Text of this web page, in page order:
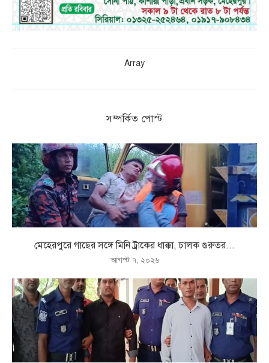
Array
সম্পর্কিত পোস্ট
মেহেরপুরে গাছের সঙ্গে মিনি ট্রাকের ধাক্কা, চালক গুরুতর...
আগস্ট ৭, ২০২৬